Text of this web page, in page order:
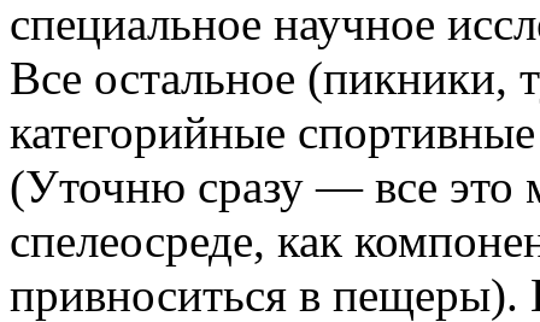
специальное научное
Все остальное (пикники,
категорийные
(Уточню сразу — все это
спелеосреде, как
привноситься в пещеры).